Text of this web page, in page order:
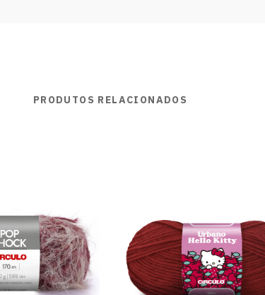
PRODUTOS RELACIONADOS